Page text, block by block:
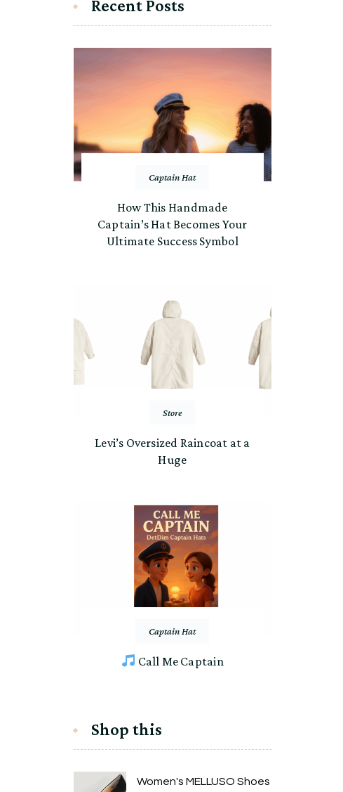
Recent Posts
Captain Hat
How This Handmade
Captain’s Hat Becomes Your
Ultimate Success Symbol
Store
Levi’s Oversized Raincoat at a
Huge
Captain Hat
Call Me Captain
Shop this
Women's MELLUSO Shoes